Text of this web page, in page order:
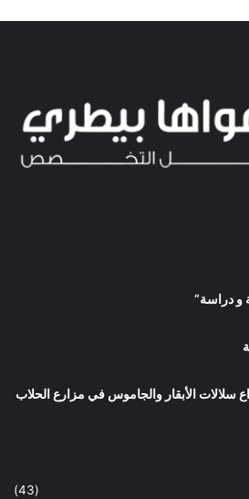
و دراسة”
سلالات الأبقار والجاموس في مزارع الحلاب
(43)